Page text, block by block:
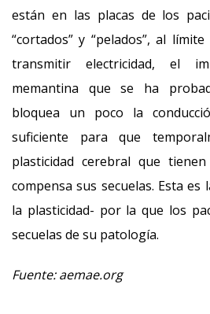
están en las placas de los
“cortados” y “pelados”, al
transmitir electricidad, el
memantina que se ha
bloquea un poco la
suficiente para que
plasticidad cerebral que
compensa sus secuelas. Esta
la plasticidad- por la que los
secuelas de su patología.
Fuente: aemae.org